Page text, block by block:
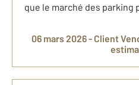
que le marché des
06 mars 2026 - Client